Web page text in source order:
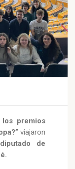
los premios
viajaron
de